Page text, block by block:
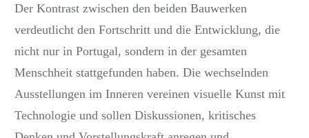
Der Kontrast zwischen den beiden Bauwerken
verdeutlicht den Fortschritt und die Entwicklung, die
nicht nur in Portugal, sondern in der gesamten
Menschheit stattgefunden haben. Die wechselnden
Ausstellungen im Inneren vereinen visuelle Kunst mit
Technologie und sollen Diskussionen, kritisches